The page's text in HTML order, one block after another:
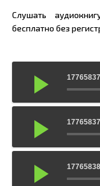
Слушать
бесплатно без